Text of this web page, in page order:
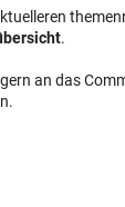
.
an das